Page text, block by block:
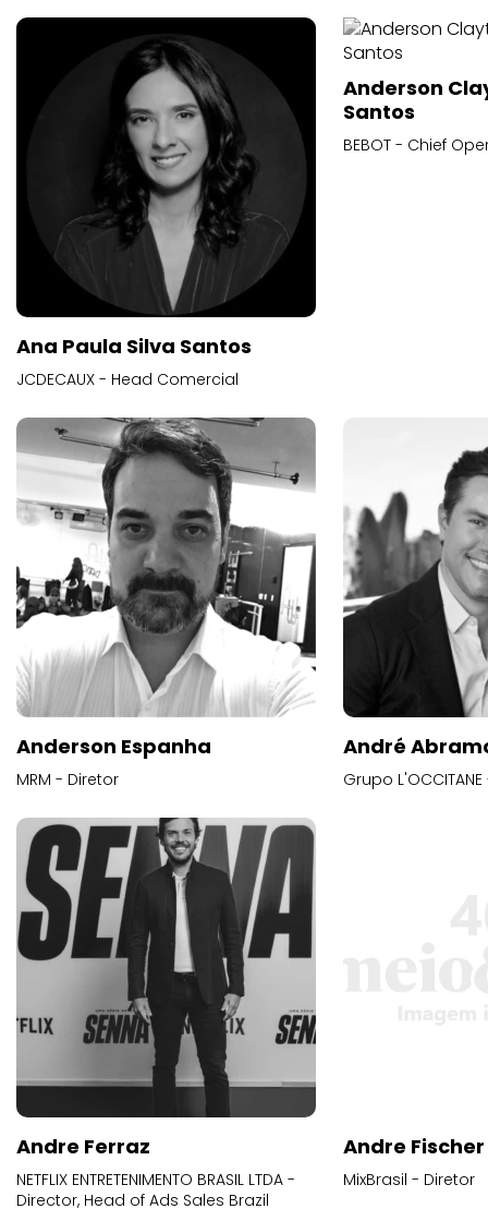
Ana Paula Silva Santos
JCDECAUX - Head Comercial
Anderson
Santos
BEBOT - Chief
Anderson Espanha
MRM - Diretor
André
Grupo
Andre Ferraz
NETFLIX ENTRETENIMENTO BRASIL LTDA -
Director, Head of Ads Sales Brazil
Andre Fischer
MixBrasil - Diretor